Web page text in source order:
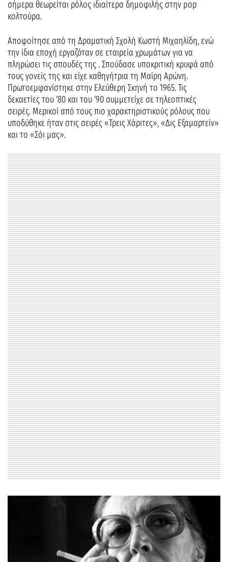
σήμερα θεωρείται ρόλος ιδιαίτερα δημοφιλής στην pop
κολτούρα.
Αποφοίτησε από τη Δραματική Σχολή Κωστή Μιχαηλίδη, ενώ
την ίδια εποχή εργαζόταν σε εταιρεία χρωμάτων για να
πληρώσει τις σπουδές της . Σπούδασε υποκριτική κρυφά από
τους γονείς της και είχε καθηγήτρια τη Μαίρη Αρώνη.
Πρωτοεμφανίστηκε στην Ελεύθερη Σκηνή το 1965. Τις
δεκαετίες του ’80 και του ’90 συμμετείχε σε τηλεοπτικές
σειρές. Μερικοί από τους πιο χαρακτηριστικούς ρόλους που
υποδύθηκε ήταν στις σειρές «Τρεις Χάριτες», «Δις Εξαμαρτείν»
και το «Σόι μας».